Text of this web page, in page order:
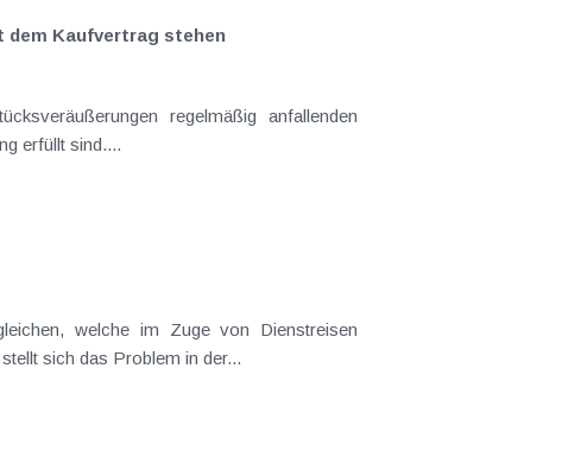
dem Kaufvertrag stehen
regelmäßig anfallenden
erfüllt sind....
welche im Zuge von Dienstreisen
sich das Problem in der...